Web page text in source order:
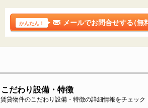
かんたん！ メールでお問合せする（無
こだわり設備・特徴
賃貸物件のこだわり設備・特徴の詳細情報をチェック